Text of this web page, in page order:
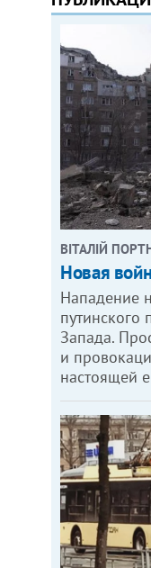
ВІТАЛІЙ
Новая
Нападение
путинского
Запада.
и
настоящей